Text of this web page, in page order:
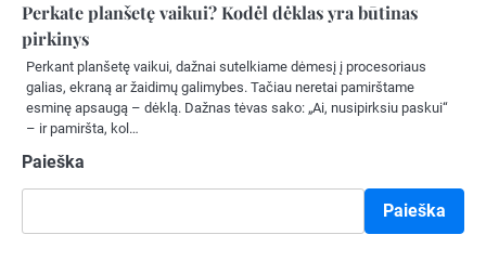
Perkate planšetę vaikui? Kodėl dėklas yra būtinas
pirkinys
Perkant planšetę vaikui, dažnai sutelkiame dėmesį į procesoriaus
galias, ekraną ar žaidimų galimybes. Tačiau neretai pamirštame
esminę apsaugą – dėklą. Dažnas tėvas sako: „Ai, nusipirksiu paskui“
– ir pamiršta, kol…
Paieška
Paieška